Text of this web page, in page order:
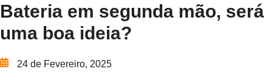
Bateria em segunda mão, será
uma boa ideia?
24 de Fevereiro, 2025